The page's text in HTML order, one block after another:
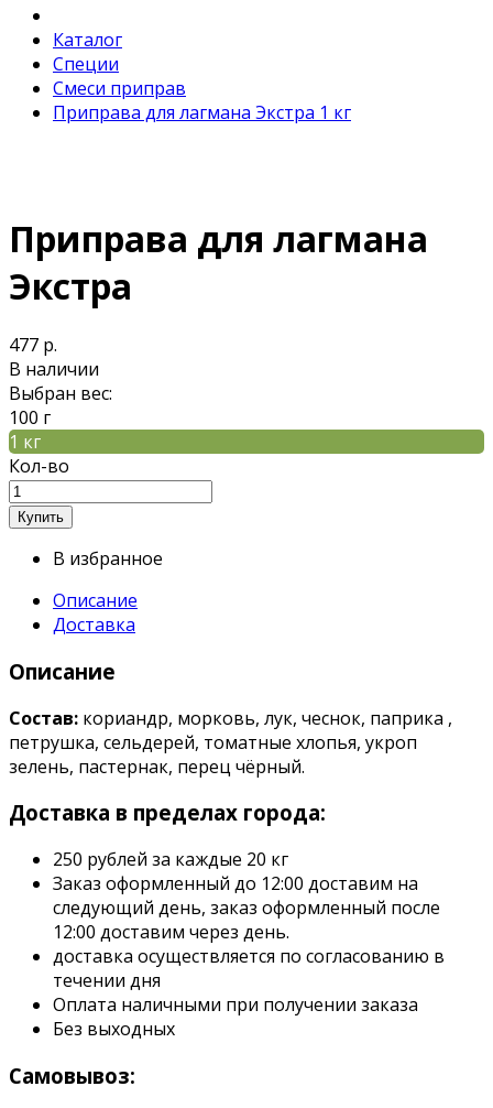
Каталог
Специи
Смеси приправ
Приправа для лагмана Экстра 1 кг
Приправа для лагмана
Экстра
477 р.
В наличии
Выбран вес:
100 г
1 кг
Кол-во
В избранное
Описание
Доставка
Описание
Состав: кориандр, морковь, лук, чеснок, паприка ,
петрушка, сельдерей, томатные хлопья, укроп
зелень, пастернак, перец чёрный.
Доставка в пределах города:
250 рублей за каждые 20 кг
Заказ оформленный до 12:00 доставим на
следующий день, заказ оформленный после
12:00 доставим через день.
доставка осуществляется по согласованию в
течении дня
Оплата наличными при получении заказа
Без выходных
Самовывоз: